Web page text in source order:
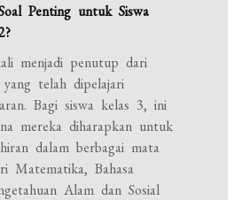
Penting untuk Siswa
menjadi penutup dari
telah dipelajari
Bagi siswa kelas 3, ini
mereka diharapkan untuk
dalam berbagai mata
Matematika, Bahasa
Alam dan Sosial